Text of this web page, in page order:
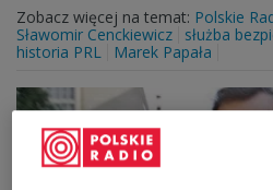
Zobacz więcej na temat: Polskie
Sławomir Cenckiewicz
służba
historia PRL
Marek Papała